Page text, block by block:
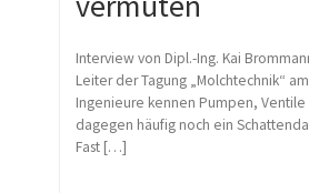
Interview von Dipl.-Ing. Kai
Leiter der Tagung „Molchtechnik“
Ingenieure kennen Pumpen,
dagegen häufig noch ein
Fast […]